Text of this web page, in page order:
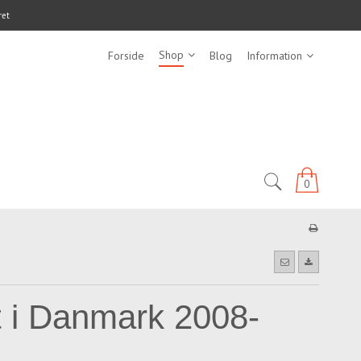
Forside Shop Blog Information
0
i Danmark 2008-